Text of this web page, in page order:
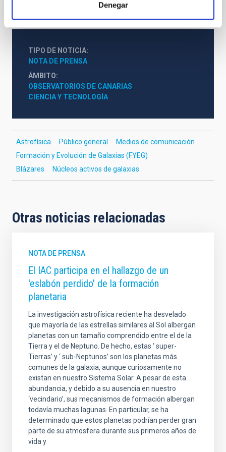
Denegar
TIPO DE NOTICIA
NOTA DE PRENSA
ÁMBITO
OBSERVATORIOS DE CANARIAS
CIENCIA Y TECNOLOGÍA
Astrofísica Público general
Medios de comunicación
Formación y Evolución de Galaxias (FYEG)
Blázares
Núcleos activos de galaxias
Otras noticias relacionadas
NOTA DE PRENSA
El IAC participa en el hallazgo de un
'eslabón perdido' de la formación
planetaria
La investigación astrofísica reciente ha desvelado
que mayoría de las estrellas similares al Sol albergan
planetas con un tamaño comprendido entre el de la
Tierra y el de Neptuno. De hecho, estas ‘ super-
Tierras’ y ‘ sub-Neptunos’ son los planetas más
comunes de la galaxia, aunque curiosamente no
existan en nuestro Sistema Solar. A pesar de esta
abundancia, y debido a su ausencia en nuestro
‘vecindario’, sus mecanismos de formación albergan
todavía muchas lagunas. En particular, se ha
determinado que estos planetas podrían perder gran
parte de su atmosfera durante sus primeros años de
vida y